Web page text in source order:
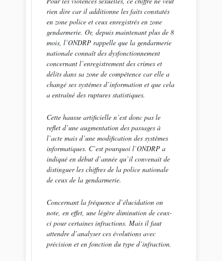
rien dire car il additionne les faits constatés
en zone police et ceux enregistrés en zone
gendarmerie. Or, depuis maintenant plus de 8
mois, l’ONDRP rappelle que la gendarmerie
nationale connaît des dysfonctionnement
concernant l’enregistrement des crimes et
délits dans sa zone de compétence car elle a
changé ses systèmes d’information et que cela
a entraîné des ruptures statistiques.
Cette hausse artificielle n’est donc pas le
reflet d’une augmentation des passages à
l’acte mais d’une modification des systèmes
informatiques. C’est pourquoi l’ONDRP a
indiqué en début d’année qu’il convenait de
distinguer les chiffres de la police nationale
de ceux de la gendarmerie.
Concernant la fréquence d’élucidation on
note, en effet, une légère diminution de ceux-
ci pour certaines infractions. Mais il faut
attendre d’analyser ces évolutions avec
précision et en fonction du type d’infraction.